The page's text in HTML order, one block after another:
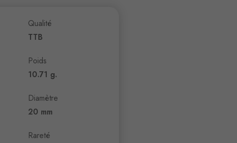
Qualité
TTB
Poids
10.71 g.
Diamètre
20 mm
Rareté